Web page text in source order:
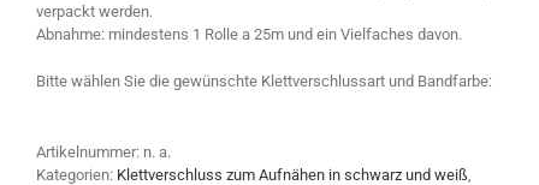
verpackt werden.
Abnahme: mindestens 1 Rolle a 25m und ein Vielfaches davon.
Bitte wählen Sie die gewünschte Klettverschlussart und Bandfarbe:
Artikelnummer: n. a.
Kategorien: Klettverschluss zum Aufnähen in schwarz und weiß